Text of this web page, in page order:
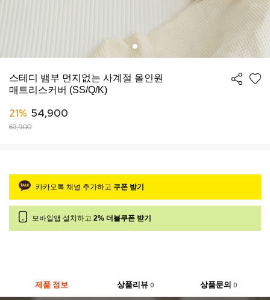
스테디 뱀부 먼지없는 사계절 올인원
매트리스커버 (SS/Q/K)
21% 54,900
69,900
카카오톡 채널 추가하고 쿠폰 받기
모바일앱 설치하고 2% 더블쿠폰 받기
제품 정보 상품리뷰 0 상품문의0